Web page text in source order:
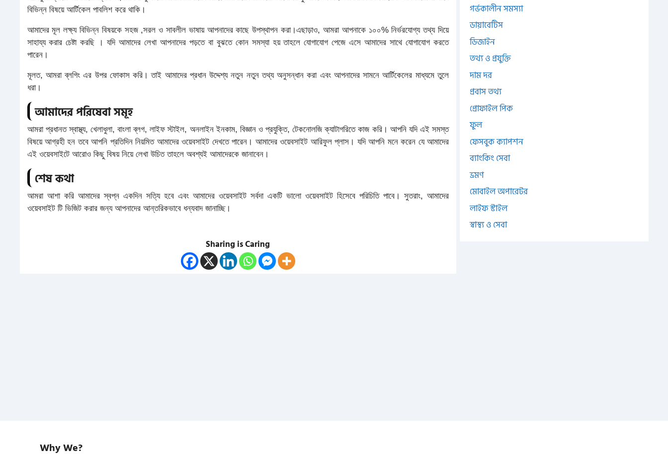
বিভিন্ন বিষয়ে আর্টিকেল পাবলিশ করে থাকি।
আমাদের মূল লক্ষ্য বিভিন্ন বিষয়কে সহজ ,সরল ও সাবলীল ভাষায় আপনাদের কাছে উপস্থাপন করা।এছাড়াও, আমরা আপনাকে ১০০% নির্ভরযোগ্য তথ্য দিয়ে
সাহায্য করার চেষ্টা করছি । যদি আমাদের লেখা আপনাদের পড়তে বা বুঝতে কোন সমস্যা হয় তাহলে যোগাযোগ পেজে এসে আমাদের সাথে যোগাযোগ করতে
পারেন।
মূলত, আমরা ব্লগিং এর উপর ফোকাস করি। তাই আমাদের প্রধান উদ্দেশ্য নতুন নতুন তথ্য অনুসন্ধান করা এবং আপনাদের সামনে আর্টিকেলের মাধ্যমে তুলে
ধরা।
আমাদের পরিষেবা সমূহ
আমরা প্রধানত স্বাস্থ্য, খেলাধুলা, বাংলা ব্লগ, লাইফ স্টাইল, অনলাইন ইনকাম, বিজ্ঞান ও প্রযুক্তি, টেকনোলজি ক্যাটাগরিতে কাজ করি। আপনি যদি এই সমস্ত
বিষয়ে আগ্রহী হন তবে আপনি প্রতিদিন নিয়মিত আমাদের ওয়েবসাইট দেখতে পারেন। আমাদের ওয়েবসাইট আরিফুল প্লাস। যদি আপনি মনে করেন যে আমাদের
এই ওয়েবসাইটে আরোও কিছু বিষয় নিয়ে লেখা উচিত তাহলে অবশ্যই আমাদেরকে জানাবেন।
শেষ কথা
আমরা আশা করি আমাদের স্বপ্ন একদিন সত্যি হবে এবং আমাদের ওয়েবসাইট সর্বদা একটি ভালো ওয়েবসাইট হিসেবে পরিচিতি পাবে। সুতরাং, আমাদের
ওয়েবসাইট টি ভিজিট করার জন্য আপনাদের আন্তরিকভাবে ধন্যবাদ জানাচ্ছি।
Sharing is Caring
গর্ভকালীন সমস্যা
ডায়াবেটিস
ডিজাইন
তথ্য ও প্রযুক্তি
দাম দর
প্রবাস তথ্য
প্রোফাইল পিক
ফুল
ফেসবুক ক্যাপশন
ব্যাংকিং সেবা
ভ্রমণ
মোবাইল অপারেটর
লাইফ স্টাইল
স্বাস্থ্য ও সেবা
Why We?